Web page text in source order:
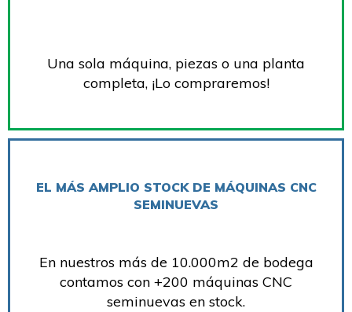
Una sola máquina, piezas o una planta
completa, ¡Lo compraremos!
EL MÁS AMPLIO STOCK DE MÁQUINAS CNC
SEMINUEVAS
En nuestros más de 10.000m2 de bodega
contamos con +200 máquinas CNC
seminuevas en stock.